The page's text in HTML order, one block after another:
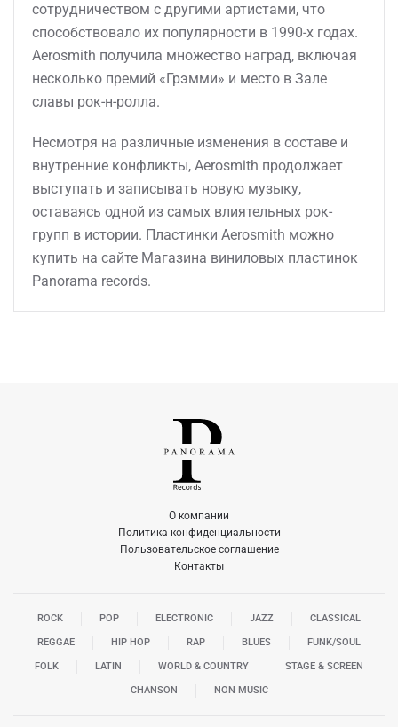
сотрудничеством с другими артистами, что
способствовало их популярности в 1990-х годах.
Aerosmith получила множество наград, включая
несколько премий «Грэмми» и место в Зале
славы рок-н-ролла.
Несмотря на различные изменения в составе и
внутренние конфликты, Aerosmith продолжает
выступать и записывать новую музыку,
оставаясь одной из самых влиятельных рок-
групп в истории. Пластинки Aerosmith можно
купить на сайте Магазина виниловых пластинок
Panorama records.
О компании
Политика конфиденциальности
Пользовательское соглашение
Контакты
ROCK POP ELECTRONIC JAZZ CLASSICAL
REGGAE HIP HOP RAP BLUES FUNK/SOUL
FOLK LATIN WORLD & COUNTRY STAGE & SCREEN
CHANSON NON MUSIC